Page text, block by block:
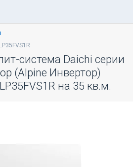
система Daichi серии
(Alpine Инвертор)
на 35 кв.м.